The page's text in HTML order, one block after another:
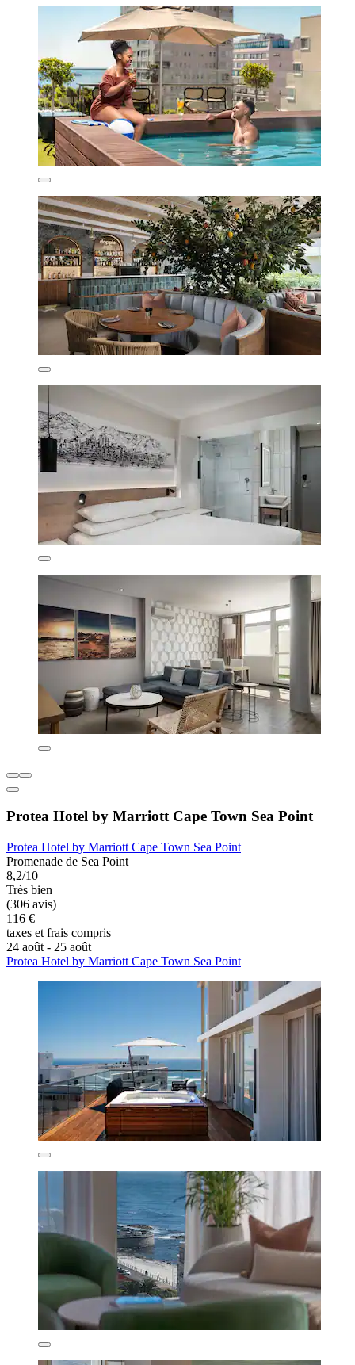
Protea Hotel by Marriott Cape Town Sea Point
Protea Hotel by Marriott Cape Town Sea Point
Promenade de Sea Point
8,2/10
Très bien
(306 avis)
116 €
taxes et frais compris
24 août - 25 août
Protea Hotel by Marriott Cape Town Sea Point